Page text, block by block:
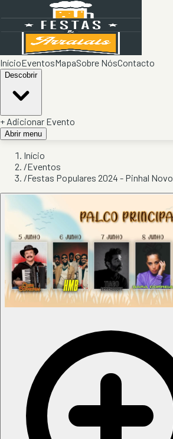
InícioEventosMapaSobre NósContacto
Descobrir
+ Adicionar Evento
Abrir menu
Início
/Eventos
/Festas Populares 2024 - Pinhal Novo